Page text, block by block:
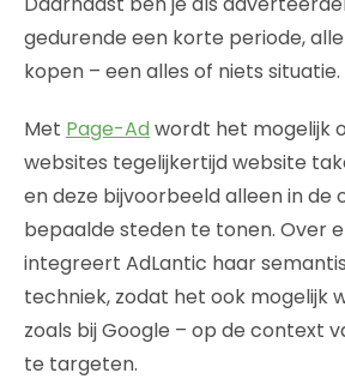
gedurende een korte periode,
kopen – een alles of niets situatie.
Met Page-Ad wordt het mogelijk
websites tegelijkertijd website
en deze bijvoorbeeld alleen in de
bepaalde steden te tonen. Over
integreert AdLantic haar
techniek, zodat het ook mogelijk
zoals bij Google – op de context
te targeten.